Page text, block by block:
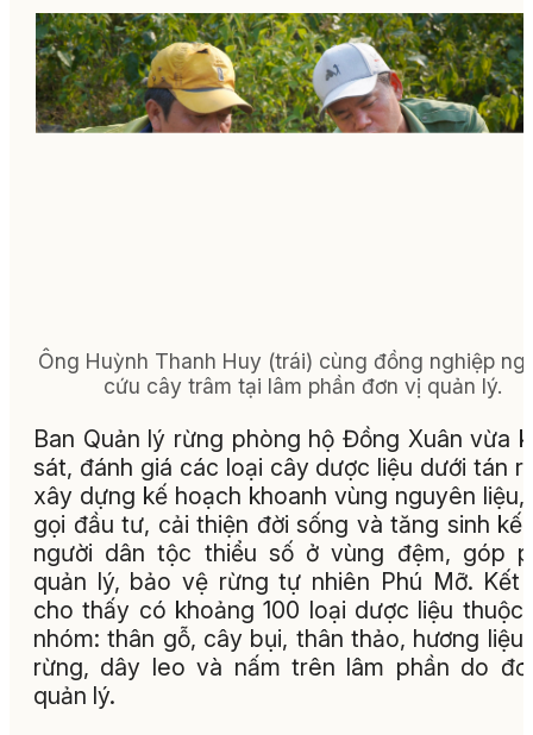
Ông Huỳnh Thanh Huy (trái) cùng đồng nghiệp
cứu cây trâm tại lâm phần đơn vị quản lý.
Ban Quản lý rừng phòng hộ Đồng Xuân vừa
sát, đánh giá các loại cây dược liệu dưới tán
xây dựng kế hoạch khoanh vùng nguyên liệu,
gọi đầu tư, cải thiện đời sống và tăng sinh kế
người dân tộc thiểu số ở vùng đệm, góp
quản lý, bảo vệ rừng tự nhiên Phú Mỡ. Kết
cho thấy có khoảng 100 loại dược liệu thuộc
nhóm: thân gỗ, cây bụi, thân thảo, hương
rừng, dây leo và nấm trên lâm phần do
quản lý.